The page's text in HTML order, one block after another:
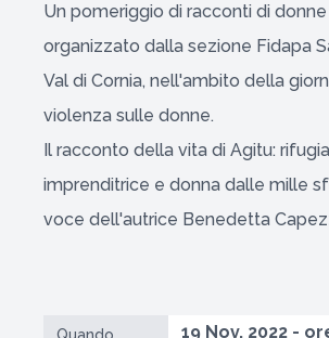
Un pomeriggio di racconti di
organizzato dalla sezione Fidapa
Val di Cornia, nell'ambito della
violenza sulle donne.
Il racconto della vita di Agitu:
imprenditrice e donna dalle mille
voce dell'autrice Benedetta
19 Nov. 2022 -